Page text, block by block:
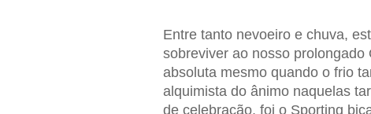
Entre tanto nevoeiro e chuva,
sobreviver ao nosso
absoluta mesmo quando o frio
alquimista do ânimo naquelas
de celebração, foi o Sporting